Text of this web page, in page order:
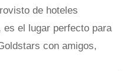
de hoteles
el lugar perfecto para
con amigos,